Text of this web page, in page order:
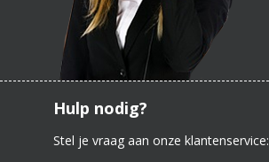
Hulp nodig?
Stel je vraag aan onze klantenservice: